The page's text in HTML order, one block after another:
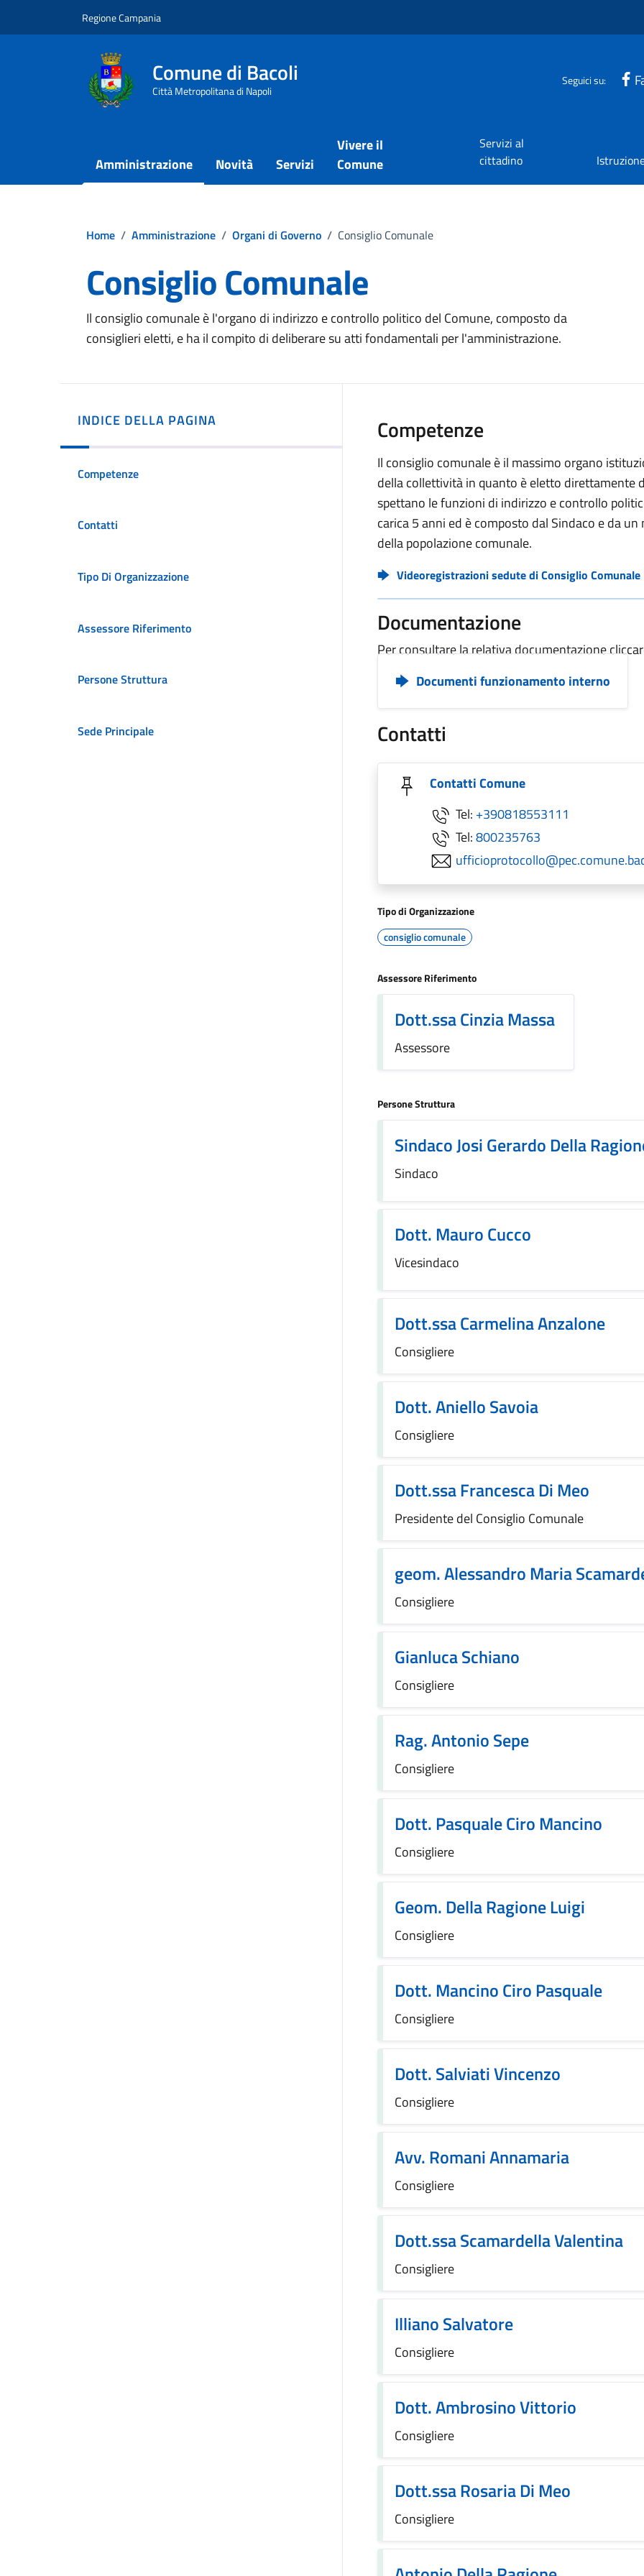
Regione Campania
Comune di Bacoli
Città Metropolitana di Napoli
Seguici su:
Amministrazione Novità Servizi
Vivere il
Comune
Servizi al
cittadino
Home / Amministrazione / Organi di Governo / Consiglio Comunale
Consiglio Comunale
Il consiglio comunale è l'organo di indirizzo e controllo politico del Comune, composto da
consiglieri eletti, e ha il compito di deliberare su atti fondamentali per l'amministrazione.
INDICE DELLA PAGINA
Competenze
Contatti
Tipo Di Organizzazione
Assessore Riferimento
Persone Struttura
Sede Principale
Competenze
Il consiglio comunale è il massimo organo
della collettività in quanto è eletto direttamente
spettano le funzioni di indirizzo e controllo
carica 5 anni ed è composto dal Sindaco e da
della popolazione comunale.
Videoregistrazioni sedute di Consiglio Comunale
Documentazione
Per consultare la relativa documentazione
Documenti funzionamento interno
Contatti
Contatti Comune
Tel: +390818553111
Tel:800235763
Tipo di Organizzazione
consiglio comunale
Assessore Riferimento
Dott.ssa Cinzia Massa
Assessore
Persone Struttura
Sindaco Josi Gerardo Della
Sindaco
Dott. Mauro Cucco
Vicesindaco
Dott.ssa Carmelina Anzalone
Consigliere
Dott. Aniello Savoia
Consigliere
Dott.ssa Francesca Di Meo
Presidente del Consiglio Comunale
geom. Alessandro Maria
Consigliere
Gianluca Schiano
Consigliere
Rag. Antonio Sepe
Consigliere
Dott. Pasquale Ciro Mancino
Consigliere
Geom. Della Ragione Luigi
Consigliere
Dott. Mancino Ciro Pasquale
Consigliere
Dott. Salviati Vincenzo
Consigliere
Avv. Romani Annamaria
Consigliere
Dott.ssa Scamardella Valentina
Consigliere
Illiano Salvatore
Consigliere
Dott. Ambrosino Vittorio
Consigliere
Dott.ssa Rosaria Di Meo
Consigliere